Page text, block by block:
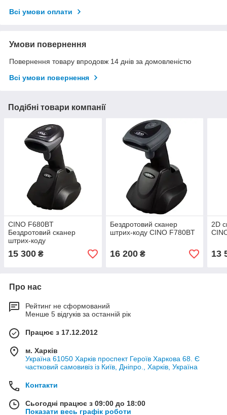
Всі умови оплати
Умови повернення
Повернення товару впродовж 14 днів за домовленістю
Всі умови повернення
Подібні товари компанії
CINO F680BT
Бездротовий сканер
штрих-коду
15 300 ₴
Бездротовий сканер
штрих-коду CINO F780BT
16 200₴
2D
13
Про нас
Рейтинг не сформований
Менше 5 відгуків за останній рік
Працює з 17.12.2012
м. Харків
Україна 61050 Харків проспект Героїв Харкова 68. Є
частковий самовивіз із Київ, Дніпро., Харків, Україна
Контакти
Сьогодні працює з 09:00 до 18:00
Показати весь графік роботи